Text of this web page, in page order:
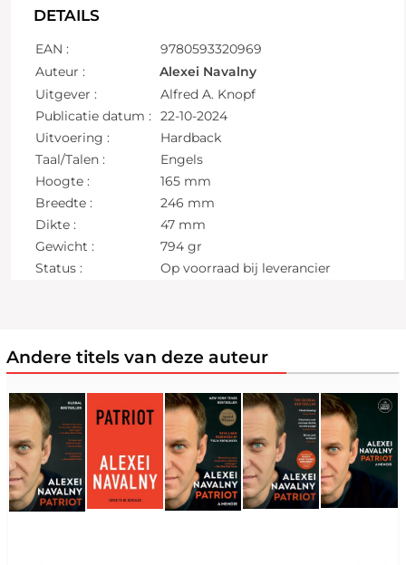
DETAILS
EAN :
9780593320969
Auteur :
Alexei Navalny
Uitgever :
Alfred A. Knopf
Publicatie datum :
22-10-2024
Uitvoering :
Hardback
Taal/Talen :
Engels
Hoogte :
165 mm
Breedte :
246 mm
Dikte :
47 mm
Gewicht :
794 gr
Status :
Op voorraad bij leverancier
Andere titels van deze auteur